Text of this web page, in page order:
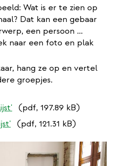
Wat is er te zien op
Dat kan een gebaar
een persoon …
naar een foto en plak
hang ze op en vertel
groepjes.
(pdf, 197.89 kB)
(pdf, 121.31 kB)